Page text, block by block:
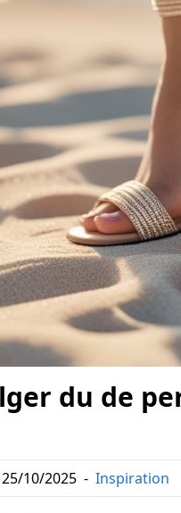
du de
25/10/2025 - Inspiration